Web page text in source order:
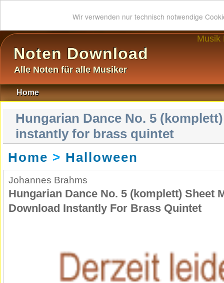
Wir verwenden nur technisch notwendige
Noten Download
Alle Noten für alle Musiker
Musik
Home
Hungarian Dance No. 5
instantly for brass quintet
Home > Halloween
Johannes Brahms
Hungarian Dance No. 5 (komplett) Sheet
Download Instantly For Brass Quintet